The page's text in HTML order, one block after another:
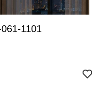
1101